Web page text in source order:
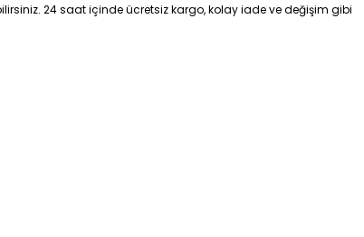
24 saat içinde ücretsiz kargo, kolay iade ve değişim gibi